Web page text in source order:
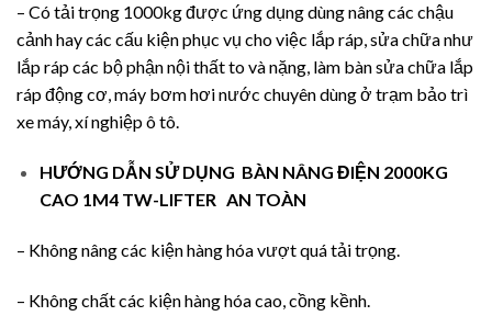
– Có tải trọng 1000kg được ứng dụng dùng nâng các chậu
cảnh hay các cấu kiện phục vụ cho việc lắp ráp, sửa chữa như
lắp ráp các bộ phận nội thất to và nặng, làm bàn sửa chữa lắp
ráp động cơ, máy bơm hơi nước chuyên dùng ở trạm bảo trì
xe máy, xí nghiệp ô tô.
HƯỚNG DẪN SỬ DỤNG BÀN NÂNG ĐIỆN 2000KG
CAO 1M4 TW-LIFTER AN TOÀN
– Không nâng các kiện hàng hóa vượt quá tải trọng.
– Không chất các kiện hàng hóa cao, cồng kềnh.